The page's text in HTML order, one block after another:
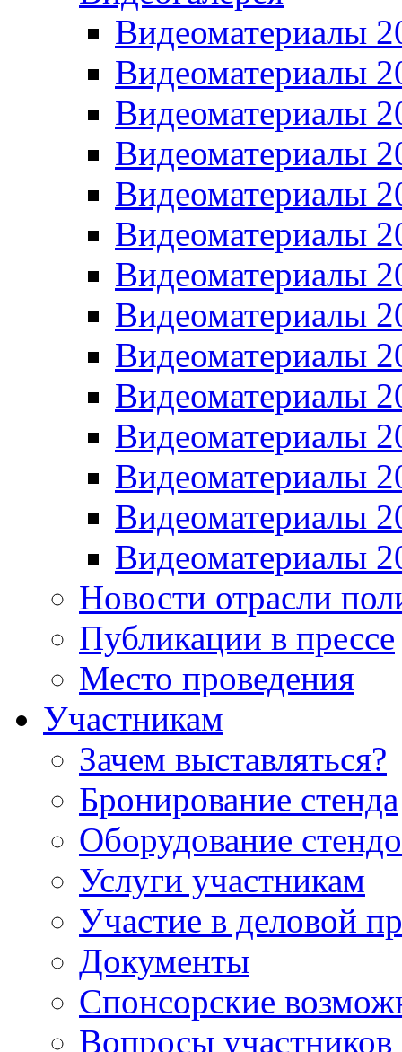
Видеоматериалы
Видеоматериалы
Видеоматериалы
Видеоматериалы
Видеоматериалы
Видеоматериалы
Видеоматериалы
Видеоматериалы
Видеоматериалы
Видеоматериалы
Видеоматериалы
Видеоматериалы
Видеоматериалы
Видеоматериалы
Новости отрасли
Публикации в прессе
Место проведения
Участникам
Зачем выставляться?
Бронирование стенда
Оборудование
Услуги участникам
Участие в деловой
Документы
Спонсорские
Вопросы участников